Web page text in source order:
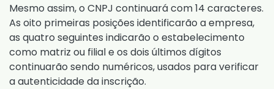
Mesmo assim, o CNPJ continuará com 14 caracteres.
As oito primeiras posições identificarão a empresa,
as quatro seguintes indicarão o estabelecimento
como matriz ou filial e os dois últimos dígitos
continuarão sendo numéricos, usados para verificar
a autenticidade da inscrição.